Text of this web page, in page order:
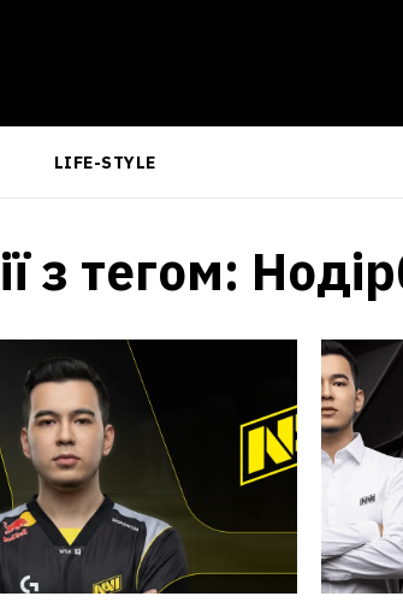
LIFE-STYLE
з тегом: